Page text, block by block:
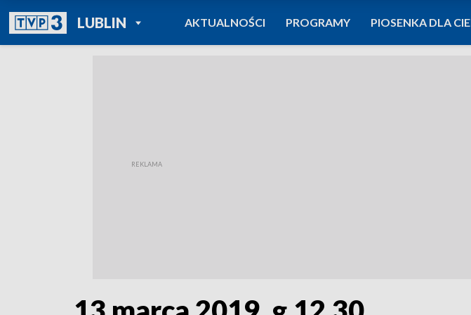
LUBLINPOWRÓT DO
TVP REGIONY
AKTUALNOŚCI PROGRAMY PIOSENKA DLA